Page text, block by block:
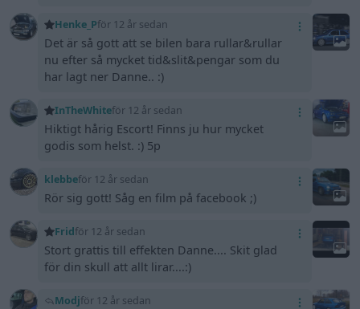
Henke_Pför 12 år sedan
Det är så gott att se bilen bara rullar&rullar
nu efter så mycket tid&slit&pengar som du
har lagt ner Danne.. :)
InTheWhiteför 12 år sedan
Hiktigt hårig Escort! Finns ju hur mycket
godis som helst. :) 5p
klebbeför 12 år sedan
Rör sig gott! Såg en film på facebook ;)
Fridför 12 år sedan
Stort grattis till effekten Danne.... Skit glad
för din skull att allt lirar....:)
Modjför 12 år sedan